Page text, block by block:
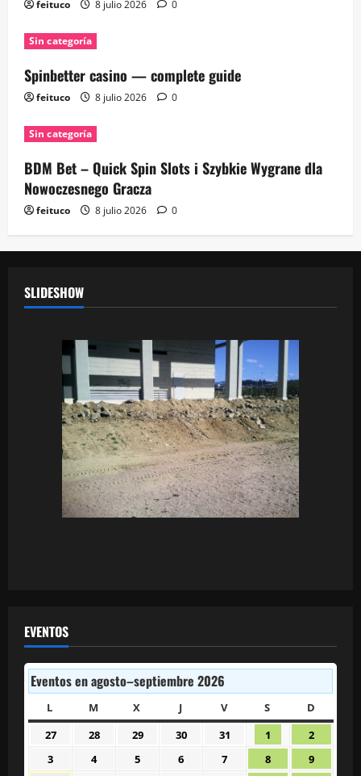
feituco 8 julio 2026 0
Sin categoría
Spinbetter casino — complete guide
feituco 8 julio 2026 0
Sin categoría
BDM Bet – Quick Spin Slots i Szybkie Wygrane dla
Nowoczesnego Gracza
feituco 8 julio 2026 0
SLIDESHOW
EVENTOS
Eventos en agosto–septiembre 2026
L LUNESM MARTES
X MIÉRCOLES
J JUEVESVVIERNES
S SÁBADO
D
27
28 29 30 31
julio
2026
1
agosto
2026
2
agosto
2026
3 4 5 6 7 8 9